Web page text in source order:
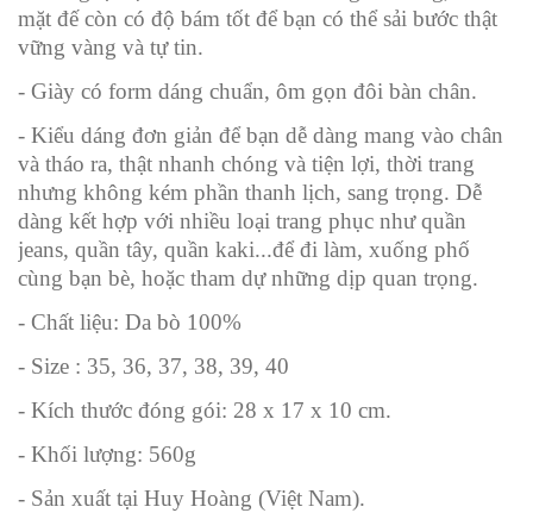
mặt đế còn có độ bám tốt để bạn có thể sải bước thật
vững vàng và tự tin.
- Giày có form dáng chuẩn, ôm gọn đôi bàn chân.
- Kiểu dáng đơn giản để bạn dễ dàng mang vào chân
và tháo ra, thật nhanh chóng và tiện lợi, thời trang
nhưng không kém phần thanh lịch, sang trọng. Dễ
dàng kết hợp với nhiều loại trang phục như quần
jeans, quần tây, quần kaki...để đi làm, xuống phố
cùng bạn bè, hoặc tham dự những dịp quan trọng.
- Chất liệu: Da bò 100%
- Size : 35, 36, 37, 38, 39, 40
- Kích thước đóng gói: 28 x 17 x 10 cm.
- Khối lượng: 560g
- Sản xuất tại Huy Hoàng (Việt Nam).